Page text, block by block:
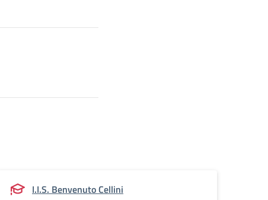
I.I.S. Benvenuto Cellini